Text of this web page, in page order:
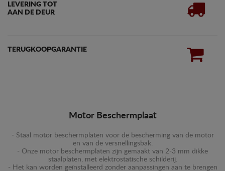
LEVERING TOT
AAN DE DEUR
TERUGKOOPGARANTIE
Motor Beschermplaat
- Staal motor beschermplaten voor de bescherming van de motor
en van de versnellingsbak.
- Onze motor beschermplaten zijn gemaakt van 2-3 mm dikke
staalplaten, met elektrostatische schilderij.
- Het kan worden geïnstalleerd zonder aanpassingen aan te brengen